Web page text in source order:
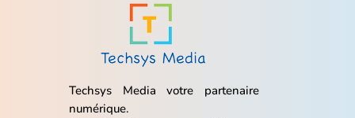
Techsys Media votre partenaire
numérique.